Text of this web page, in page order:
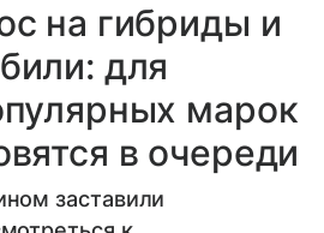
на гибриды и
для
марок
в очереди
заставили